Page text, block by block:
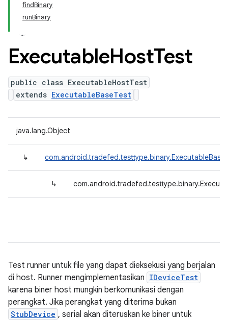
findBinary
runBinary
ExecutableHostTest
public class ExecutableHostTest
extends ExecutableBaseTest
java.lang.Object
↳
↳
Test runner untuk file yang dapat dieksekusi yang berjalan
di host. Runner mengimplementasikan IDeviceTest
karena biner host mungkin berkomunikasi dengan
perangkat. Jika perangkat yang diterima bukan
StubDevice , serial akan diteruskan ke biner untuk